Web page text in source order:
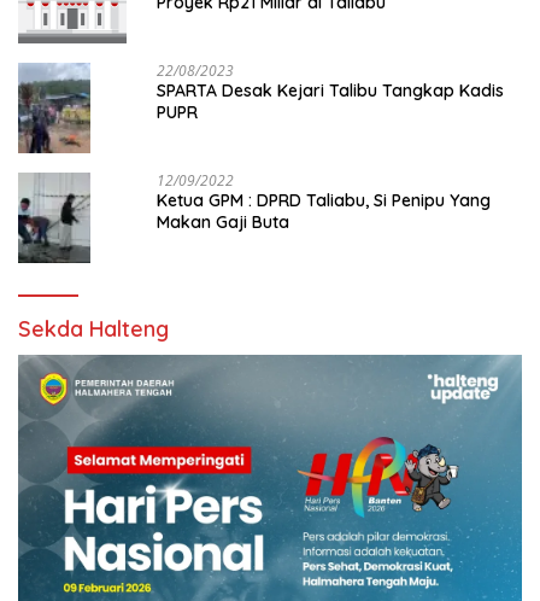
22/08/2023
SPARTA Desak Kejari Talibu Tangkap Kadis
PUPR
12/09/2022
Ketua GPM : DPRD Taliabu, Si Penipu Yang
Makan Gaji Buta
Sekda Halteng